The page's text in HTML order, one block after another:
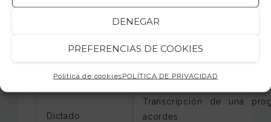
DENEGAR
PREFERENCIAS DE COOKIES
Política de cookiesPOLÍTICA DE PRIVACIDAD
Duración: 60 minutos
Dictado
Dictado
Transcripción de una
acordes.